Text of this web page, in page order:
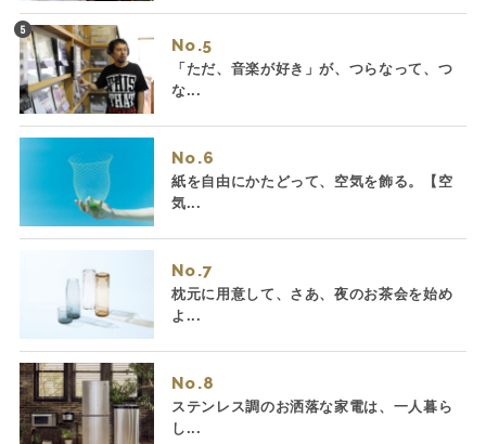
No.
「ただ、音楽が好き」が、つらなって、つ
な...
No.
紙を自由にかたどって、空気を飾る。【空
気...
No.
枕元に用意して、さあ、夜のお茶会を始め
よ...
No.
ステンレス調のお洒落な家電は、一人暮ら
し...